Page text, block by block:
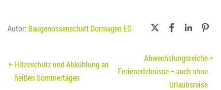
Autor: Baugenossenschaft Dormagen EG
Beitragsnavigation
Abwechslungsreiche
Ferienerlebnisse – auch ohne
Urlaubsreise
Hitzeschutz und Abkühlung an
heißen Sommertagen